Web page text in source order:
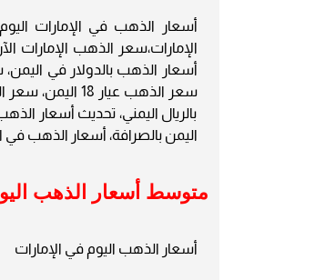
الإمارات،سعر الذهب الإمارات
سعر الذهب
بالريال اليمني، تحديث أسعار
اليمن بالصرافة، أسعار الذهب
متوسط أسعار الذهب
أسعار الذهب اليوم في الإمارات